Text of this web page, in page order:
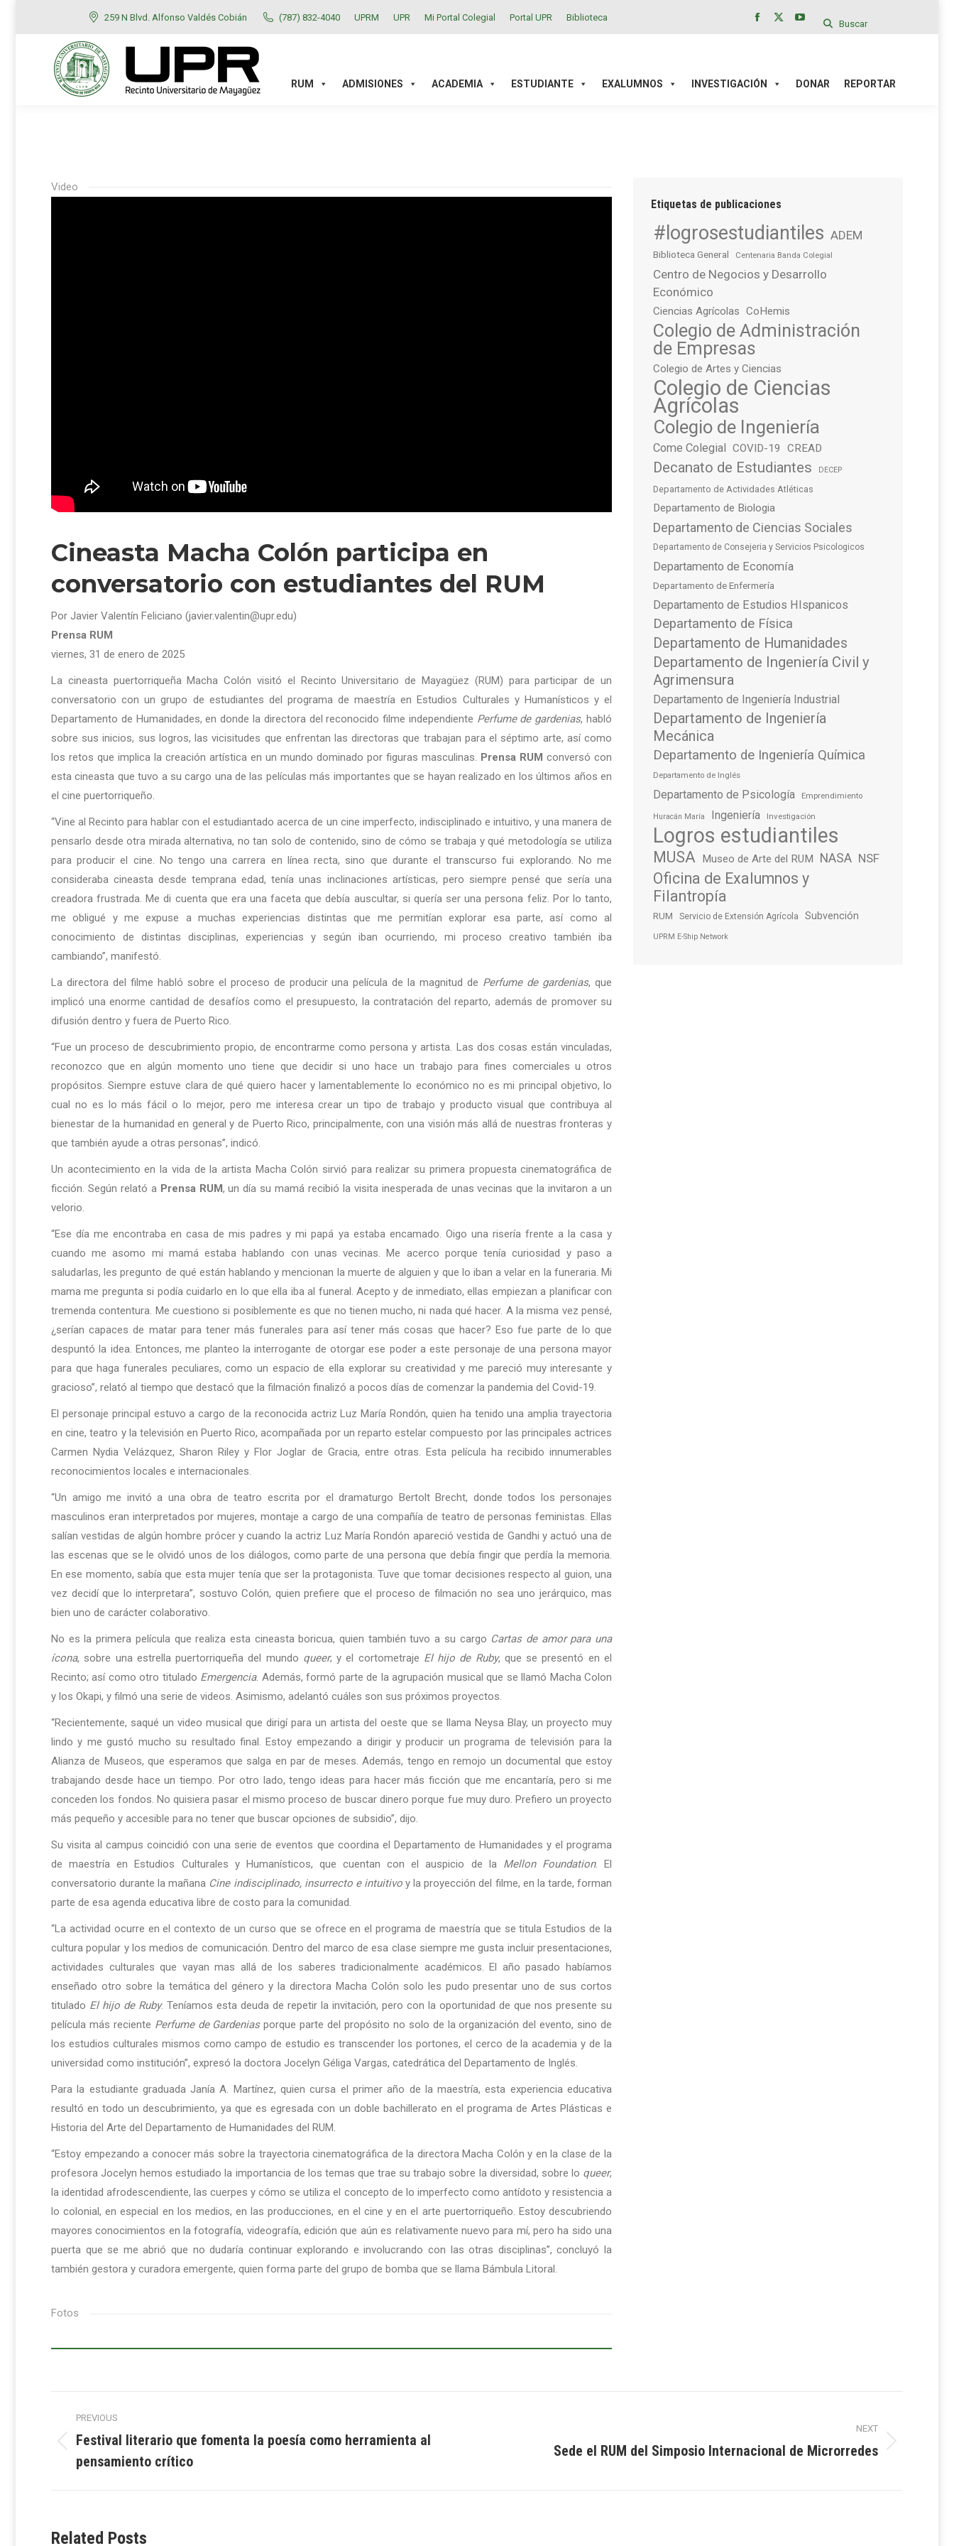
259 N Blvd. Alfonso Valdés Cobián (787) 832-4040 UPRM UPR Mi Portal Colegial Portal UPR Biblioteca
in
in
YouTube
in
Buscar
RUM ADMISIONES ACADEMIA ESTUDIANTE EXALUMNOS INVESTIGACIÓN DONAR REPORTAR
Video
Cineasta Macha Colón participa en
conversatorio con estudiantes del RUM
Por Javier Valentín Feliciano (javier.valentin@upr.edu)
Prensa RUM
viernes, 31 de enero de 2025
La cineasta puertorriqueña Macha Colón visitó el Recinto Universitario de Mayagüez (RUM) para participar de un
conversatorio con un grupo de estudiantes del programa de maestría en Estudios Culturales y Humanísticos y el
Departamento de Humanidades, en donde la directora del reconocido filme independiente Perfume de gardenias, habló
sobre sus inicios, sus logros, las vicisitudes que enfrentan las directoras que trabajan para el séptimo arte, así como
los retos que implica la creación artística en un mundo dominado por figuras masculinas. Prensa RUM conversó con
esta cineasta que tuvo a su cargo una de las películas más importantes que se hayan realizado en los últimos años en
el cine puertorriqueño.
“Vine al Recinto para hablar con el estudiantado acerca de un cine imperfecto, indisciplinado e intuitivo, y una manera de
pensarlo desde otra mirada alternativa, no tan solo de contenido, sino de cómo se trabaja y qué metodología se utiliza
para producir el cine. No tengo una carrera en línea recta, sino que durante el transcurso fui explorando. No me
consideraba cineasta desde temprana edad, tenía unas inclinaciones artísticas, pero siempre pensé que sería una
creadora frustrada. Me di cuenta que era una faceta que debía auscultar, si quería ser una persona feliz. Por lo tanto,
me obligué y me expuse a muchas experiencias distintas que me permitían explorar esa parte, así como al
conocimiento de distintas disciplinas, experiencias y según iban ocurriendo, mi proceso creativo también iba
cambiando”, manifestó.
La directora del filme habló sobre el proceso de producir una película de la magnitud de Perfume de gardenias, que
implicó una enorme cantidad de desafíos como el presupuesto, la contratación del reparto, además de promover su
difusión dentro y fuera de Puerto Rico.
“Fue un proceso de descubrimiento propio, de encontrarme como persona y artista. Las dos cosas están vinculadas,
reconozco que en algún momento uno tiene que decidir si uno hace un trabajo para fines comerciales u otros
propósitos. Siempre estuve clara de qué quiero hacer y lamentablemente lo económico no es mi principal objetivo, lo
cual no es lo más fácil o lo mejor, pero me interesa crear un tipo de trabajo y producto visual que contribuya al
bienestar de la humanidad en general y de Puerto Rico, principalmente, con una visión más allá de nuestras fronteras y
que también ayude a otras personas”, indicó.
Un acontecimiento en la vida de la artista Macha Colón sirvió para realizar su primera propuesta cinematográfica de
ficción. Según relató a Prensa RUM, un día su mamá recibió la visita inesperada de unas vecinas que la invitaron a un
velorio.
“Ese día me encontraba en casa de mis padres y mi papá ya estaba encamado. Oigo una risería frente a la casa y
cuando me asomo mi mamá estaba hablando con unas vecinas. Me acerco porque tenía curiosidad y paso a
saludarlas, les pregunto de qué están hablando y mencionan la muerte de alguien y que lo iban a velar en la funeraria. Mi
mama me pregunta si podía cuidarlo en lo que ella iba al funeral. Acepto y de inmediato, ellas empiezan a planificar con
tremenda contentura. Me cuestiono si posiblemente es que no tienen mucho, ni nada qué hacer. A la misma vez pensé,
¿serían capaces de matar para tener más funerales para así tener más cosas que hacer? Eso fue parte de lo que
despuntó la idea. Entonces, me planteo la interrogante de otorgar ese poder a este personaje de una persona mayor
para que haga funerales peculiares, como un espacio de ella explorar su creatividad y me pareció muy interesante y
gracioso”, relató al tiempo que destacó que la filmación finalizó a pocos días de comenzar la pandemia del Covid-19.
El personaje principal estuvo a cargo de la reconocida actriz Luz María Rondón, quien ha tenido una amplia trayectoria
en cine, teatro y la televisión en Puerto Rico, acompañada por un reparto estelar compuesto por las principales actrices
Carmen Nydia Velázquez, Sharon Riley y Flor Joglar de Gracia, entre otras. Esta película ha recibido innumerables
reconocimientos locales e internacionales.
“Un amigo me invitó a una obra de teatro escrita por el dramaturgo Bertolt Brecht, donde todos los personajes
masculinos eran interpretados por mujeres, montaje a cargo de una compañía de teatro de personas feministas. Ellas
salían vestidas de algún hombre prócer y cuando la actriz Luz María Rondón apareció vestida de Gandhi y actuó una de
las escenas que se le olvidó unos de los diálogos, como parte de una persona que debía fingir que perdía la memoria.
En ese momento, sabía que esta mujer tenía que ser la protagonista. Tuve que tomar decisiones respecto al guion, una
vez decidí que lo interpretara”, sostuvo Colón, quien prefiere que el proceso de filmación no sea uno jerárquico, mas
bien uno de carácter colaborativo.
No es la primera película que realiza esta cineasta boricua, quien también tuvo a su cargo Cartas de amor para una
ícona, sobre una estrella puertorriqueña del mundo queer; y el cortometraje El hijo de Ruby, que se presentó en el
Recinto; así como otro titulado Emergencia. Además, formó parte de la agrupación musical que se llamó Macha Colon
y los Okapi, y filmó una serie de videos. Asimismo, adelantó cuáles son sus próximos proyectos.
“Recientemente, saqué un video musical que dirigí para un artista del oeste que se llama Neysa Blay, un proyecto muy
lindo y me gustó mucho su resultado final. Estoy empezando a dirigir y producir un programa de televisión para la
Alianza de Museos, que esperamos que salga en par de meses. Además, tengo en remojo un documental que estoy
trabajando desde hace un tiempo. Por otro lado, tengo ideas para hacer más ficción que me encantaría, pero si me
conceden los fondos. No quisiera pasar el mismo proceso de buscar dinero porque fue muy duro. Prefiero un proyecto
más pequeño y accesible para no tener que buscar opciones de subsidio”, dijo.
Su visita al campus coincidió con una serie de eventos que coordina el Departamento de Humanidades y el programa
de maestría en Estudios Culturales y Humanísticos, que cuentan con el auspicio de la Mellon Foundation. El
conversatorio durante la mañana Cine indisciplinado, insurrecto e intuitivoy la proyección del filme, en la tarde, forman
parte de esa agenda educativa libre de costo para la comunidad.
“La actividad ocurre en el contexto de un curso que se ofrece en el programa de maestría que se titula Estudios de la
cultura popular y los medios de comunicación. Dentro del marco de esa clase siempre me gusta incluir presentaciones,
actividades culturales que vayan mas allá de los saberes tradicionalmente académicos. El año pasado habíamos
enseñado otro sobre la temática del género y la directora Macha Colón solo les pudo presentar uno de sus cortos
titulado El hijo de Ruby. Teníamos esta deuda de repetir la invitación, pero con la oportunidad de que nos presente su
película más reciente Perfume de Gardeniasporque parte del propósito no solo de la organización del evento, sino de
los estudios culturales mismos como campo de estudio es transcender los portones, el cerco de la academia y de la
universidad como institución”, expresó la doctora Jocelyn Géliga Vargas, catedrática del Departamento de Inglés.
Para la estudiante graduada Janía A. Martínez, quien cursa el primer año de la maestría, esta experiencia educativa
resultó en todo un descubrimiento, ya que es egresada con un doble bachillerato en el programa de Artes Plásticas e
Historia del Arte del Departamento de Humanidades del RUM.
“Estoy empezando a conocer más sobre la trayectoria cinematográfica de la directora Macha Colón y en la clase de la
profesora Jocelyn hemos estudiado la importancia de los temas que trae su trabajo sobre la diversidad, sobre lo queer,
la identidad afrodescendiente, las cuerpes y cómo se utiliza el concepto de lo imperfecto como antídoto y resistencia a
lo colonial, en especial en los medios, en las producciones, en el cine y en el arte puertorriqueño. Estoy descubriendo
mayores conocimientos en la fotografía, videografía, edición que aún es relativamente nuevo para mí, pero ha sido una
puerta que se me abrió que no dudaría continuar explorando e involucrando con las otras disciplinas”, concluyó la
también gestora y curadora emergente, quien forma parte del grupo de bomba que se llama Bámbula Litoral.
Fotos
Etiquetas de publicaciones
#logrosestudiantiles ADEM
Biblioteca General Centenaria Banda Colegial
Centro de Negocios y Desarrollo
Económico
Ciencias Agrícolas CoHemis
Colegio de Administración
de Empresas
Colegio de Artes y Ciencias
Colegio de Ciencias
Agrícolas
Colegio de Ingeniería
Come Colegial COVID-19 CREAD
Decanato de Estudiantes DECEP
Departamento de Actividades Atléticas
Departamento de Biologia
Departamento de Ciencias Sociales
Departamento de Consejeria y Servicios Psicologicos
Departamento de Economía
Departamento de Enfermería
Departamento de Estudios HIspanicos
Departamento de Física
Departamento de Humanidades
Departamento de Ingeniería Civil y
Agrimensura
Departamento de Ingeniería Industrial
Departamento de Ingeniería
Mecánica
Departamento de Ingeniería Química
Departamento de Inglés
Departamento de Psicología Emprendimiento
Huracán María Ingeniería Investigación
Logros estudiantiles
MUSA Museo de Arte del RUM NASA NSF
Oficina de Exalumnos y
Filantropía
RUM Servicio de Extensión Agrícola Subvención
UPRM E-Ship Network
Post
navigation
PREVIOUS
post:
Festival literario que fomenta la poesía como herramienta al
pensamiento crítico
NEXT
Sede el RUM del Simposio Internacional de Microrredes
Related Posts
RUM ADMISIONES